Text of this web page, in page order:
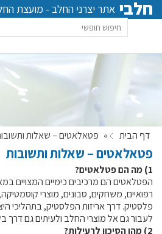
חלבי אתר יצרני החלב - מועצת
דף הבית » פטאלאטים – שאלות
פטאלאטים – שאלות ותשובות
1) מה הם פטלאטים?
הפטלאטים הם מרכיבים כימיים המצויים
רפואיים, משחקים, סבונים, מוצרי
פלסטיק. דרך אריזות הפלסטיק, בתהליכי
לעבור גם אל מוצרי החלב ולעיתים גם דרך
2) מהו הסיכון לרעילות?